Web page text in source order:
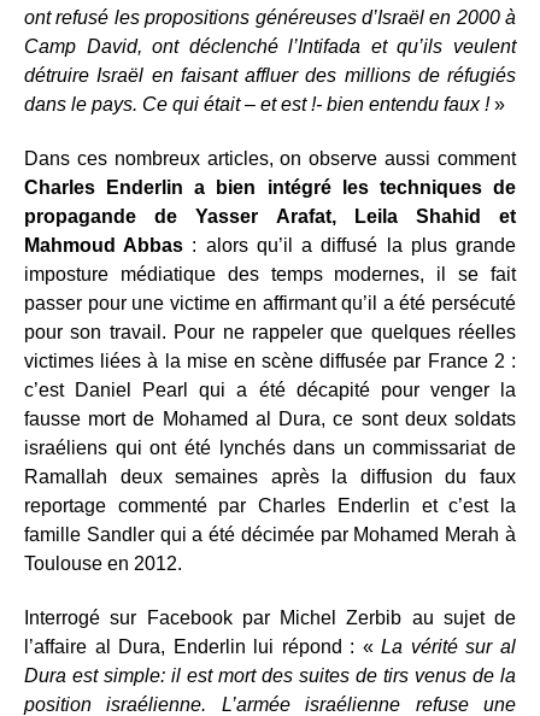
ont refusé les propositions généreuses d’Israël en 2000 à
Camp David, ont déclenché l’Intifada et qu’ils veulent
détruire Israël en faisant affluer des millions de réfugiés
dans le pays. Ce qui était – et est !- bien entendu faux !»
Dans ces nombreux articles, on observe aussi comment
Charles Enderlin a bien intégré les techniques de
propagande de Yasser Arafat, Leila Shahid et
Mahmoud Abbas : alors qu’il a diffusé la plus grande
imposture médiatique des temps modernes, il se fait
passer pour une victime en affirmant qu’il a été persécuté
pour son travail. Pour ne rappeler que quelques réelles
victimes liées à la mise en scène diffusée par France 2 :
c’est Daniel Pearl qui a été décapité pour venger la
fausse mort de Mohamed al Dura, ce sont deux soldats
israéliens qui ont été lynchés dans un commissariat de
Ramallah deux semaines après la diffusion du faux
reportage commenté par Charles Enderlin et c’est la
famille Sandler qui a été décimée par Mohamed Merah à
Toulouse en 2012.
Interrogé sur Facebook par Michel Zerbib au sujet de
l’affaire al Dura, Enderlin lui répond : «La vérité sur al
Dura est simple: il est mort des suites de tirs venus de la
position israélienne. L’armée israélienne refuse une